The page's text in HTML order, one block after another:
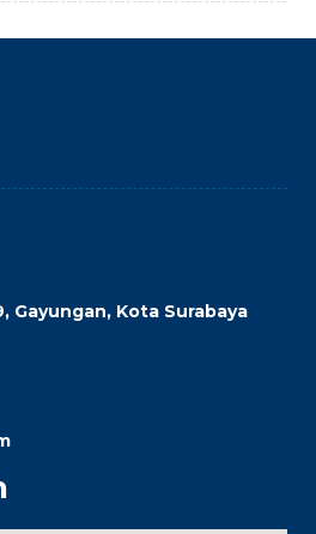
Gayungan, Kota Surabaya